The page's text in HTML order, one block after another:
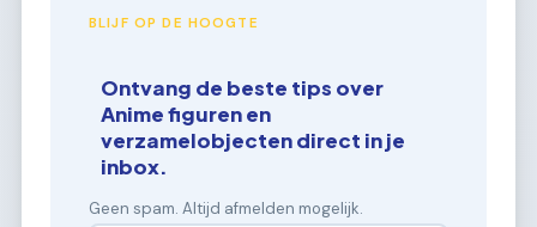
BLIJF OP DE HOOGTE
Ontvang de beste tips over
Anime figuren en
verzamelobjecten direct in je
inbox.
Geen spam. Altijd afmelden mogelijk.